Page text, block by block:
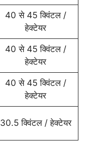
40 से 45 क्विंटल /
हेक्टेयर
40 से 45 क्विंटल /
हेक्टेयर
40 से 45 क्विंटल /
हेक्टेयर
30.5 क्विंटल / हेक्टेयर